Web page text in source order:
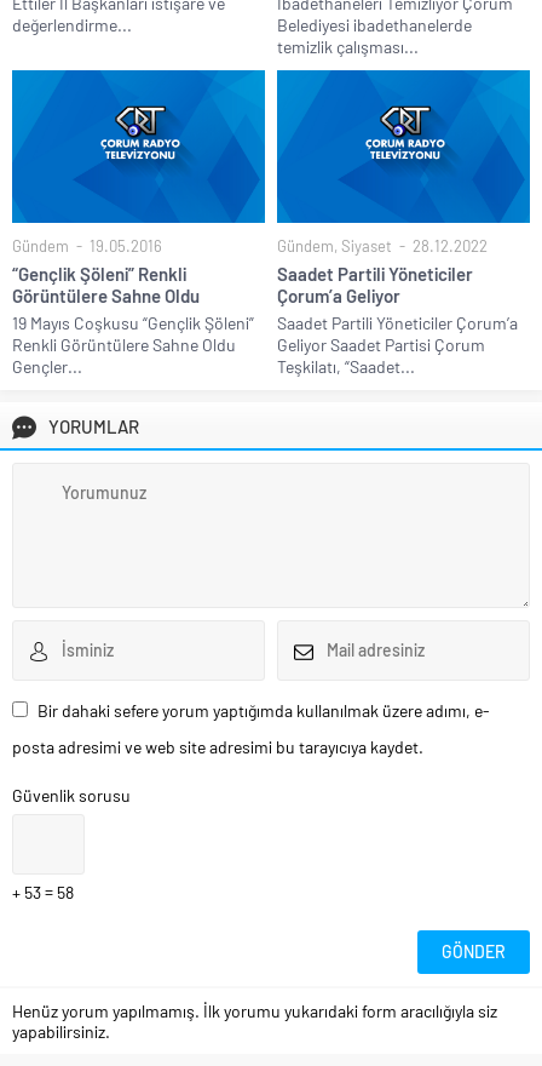
değerlendirme...
Belediyesi ibadethanelerde
temizlik çalışması...
Gündem 19.05.2016
“Gençlik Şöleni” Renkli
Görüntülere Sahne Oldu
19 Mayıs Coşkusu “Gençlik Şöleni”
Renkli Görüntülere Sahne Oldu
Gençler...
Gündem, Siyaset 28.12.2022
Saadet Partili Yöneticiler
Çorum’a Geliyor
Saadet Partili Yöneticiler Çorum’a
Geliyor Saadet Partisi Çorum
Teşkilatı, “Saadet...
YORUMLAR
Bir dahaki sefere yorum yaptığımda kullanılmak üzere adımı, e-
posta adresimi ve web site adresimi bu tarayıcıya kaydet.
Güvenlik sorusu
+ 53 = 58
Henüz yorum yapılmamış. İlk yorumu yukarıdaki form aracılığıyla siz
yapabilirsiniz.